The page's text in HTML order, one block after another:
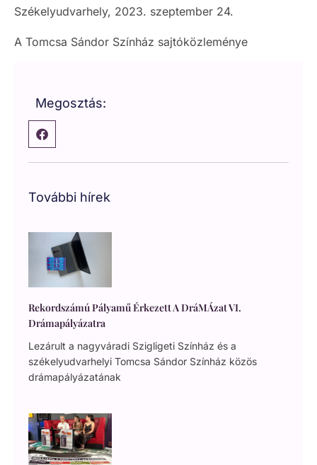
Székelyudvarhely, 2023. szeptember 24.
A Tomcsa Sándor Színház sajtóközleménye
Megosztás:
További hírek
Rekordszámú Pályamű Érkezett A DráMÁzat VI.
Drámapályázatra
Lezárult a nagyváradi Szigligeti Színház és a
székelyudvarhelyi Tomcsa Sándor Színház közös
drámapályázatának